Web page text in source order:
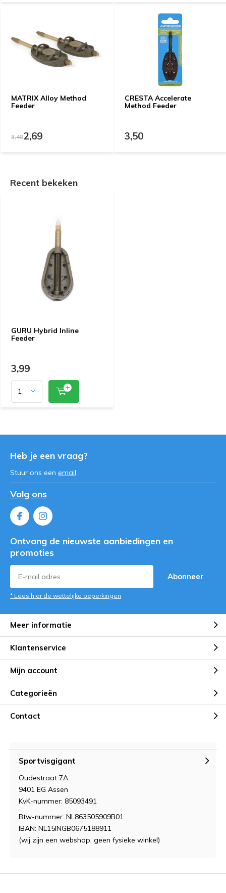
MATRIX Alloy Method
Feeder
3,482,69
CRESTA Accelerate
Method Feeder
3,50
Recent bekeken
GURU Hybrid Inline
Feeder
3,99
Heb je een vraag?
Stuur ons een email
Volg ons
Ontvang de nieuwste aanbiedingen en
promoties
Abonneer
* Lees hier de wettelijke beperkingen
Meer informatie
Klantenservice
Mijn account
Categorieën
Contact
Sportvisgigant
Oudestraat 7A
9401 EG Assen
KvK-nummer: 85093491
Btw-nummer: NL863505909B01
IBAN: NL15INGB0675188911
(wij zijn een webshop, geen fysieke winkel)